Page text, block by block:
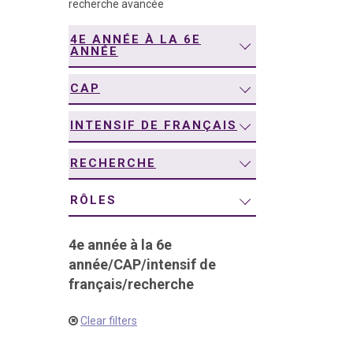
recherche avancée
4E ANNÉE À LA 6E
ANNÉE
CAP
INTENSIF DE FRANÇAIS
RECHERCHE
RÔLES
4e année à la 6e
année/CAP/intensif de
français/recherche
Clear filters